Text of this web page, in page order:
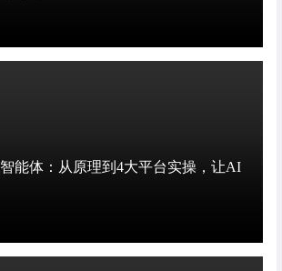
能体：从原理到4大平台实操，让AI